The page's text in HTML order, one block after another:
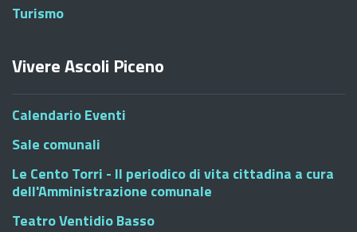
Turismo
Vivere Ascoli Piceno
Calendario Eventi
Sale comunali
Le Cento Torri - Il periodico di vita cittadina a cura
dell'Amministrazione comunale
Teatro Ventidio Basso